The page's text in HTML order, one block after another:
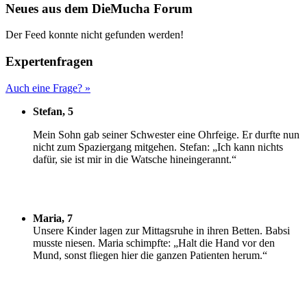
Neues aus dem DieMucha Forum
Der Feed konnte nicht gefunden werden!
Expertenfragen
Auch eine Frage? »
Stefan, 5
Mein Sohn gab seiner Schwester eine Ohrfeige. Er durfte nun
nicht zum Spaziergang mitgehen. Stefan: „Ich kann nichts
dafür, sie ist mir in die Watsche hineingerannt.“
Maria, 7
Unsere Kinder lagen zur Mittagsruhe in ihren Betten. Babsi
musste niesen. Maria schimpfte: „Halt die Hand vor den
Mund, sonst fliegen hier die ganzen Patienten herum.“